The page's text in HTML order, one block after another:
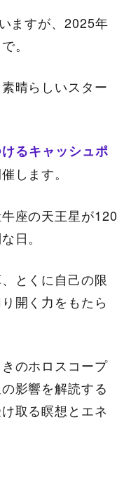
ますが、2025年
。
晴らしいスター
けるキャッシュポ
します。
座の天王星が120
日。
とくに自己の限
開く力をもたら
のホロスコープ
影響を解読する
取る瞑想とエネ